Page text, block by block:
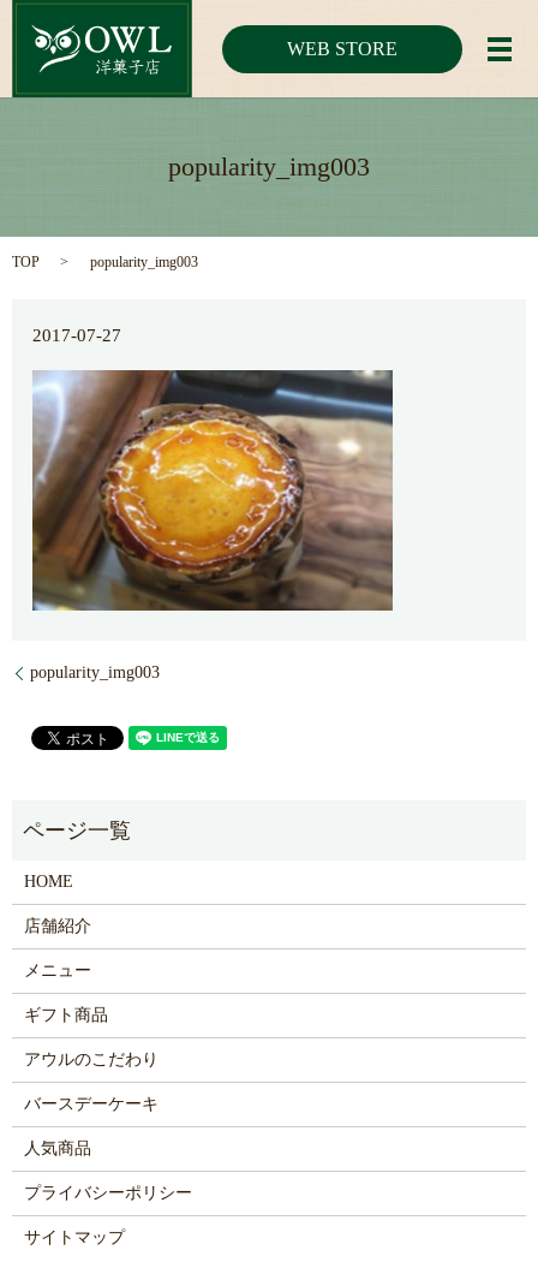
WEB STORE メ
popularity_img003
TOP popularity_img003
2017-07-27
popularity_img003
HOME
店舗紹介
メニュー
ギフト商品
アウルのこだわり
バースデーケーキ
人気商品
プライバシーポリシー
サイトマップ